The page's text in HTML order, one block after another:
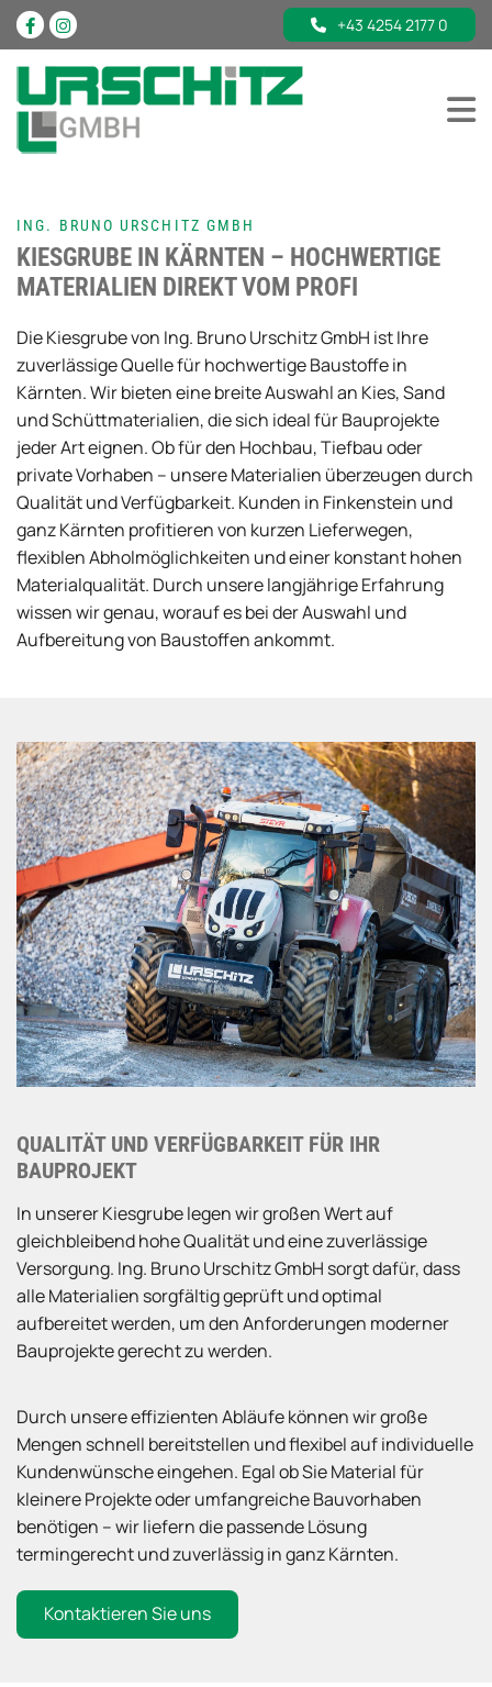
+43 4254 2177 0
ING. BRUNO URSCHITZ GMBH
KIESGRUBE IN KÄRNTEN – HOCHWERTIGE
MATERIALIEN DIREKT VOM PROFI
Die Kiesgrube von Ing. Bruno Urschitz GmbH ist Ihre
zuverlässige Quelle für hochwertige Baustoffe in
Kärnten. Wir bieten eine breite Auswahl an Kies, Sand
und Schüttmaterialien, die sich ideal für Bauprojekte
jeder Art eignen. Ob für den Hochbau, Tiefbau oder
private Vorhaben – unsere Materialien überzeugen durch
Qualität und Verfügbarkeit. Kunden in Finkenstein und
ganz Kärnten profitieren von kurzen Lieferwegen,
flexiblen Abholmöglichkeiten und einer konstant hohen
Materialqualität. Durch unsere langjährige Erfahrung
wissen wir genau, worauf es bei der Auswahl und
Aufbereitung von Baustoffen ankommt.
QUALITÄT UND VERFÜGBARKEIT FÜR IHR
BAUPROJEKT
In unserer Kiesgrube legen wir großen Wert auf
gleichbleibend hohe Qualität und eine zuverlässige
Versorgung. Ing. Bruno Urschitz GmbH sorgt dafür, dass
alle Materialien sorgfältig geprüft und optimal
aufbereitet werden, um den Anforderungen moderner
Bauprojekte gerecht zu werden.
Durch unsere effizienten Abläufe können wir große
Mengen schnell bereitstellen und flexibel auf individuelle
Kundenwünsche eingehen. Egal ob Sie Material für
kleinere Projekte oder umfangreiche Bauvorhaben
benötigen – wir liefern die passende Lösung
termingerecht und zuverlässig in ganz Kärnten.
Kontaktieren Sie uns